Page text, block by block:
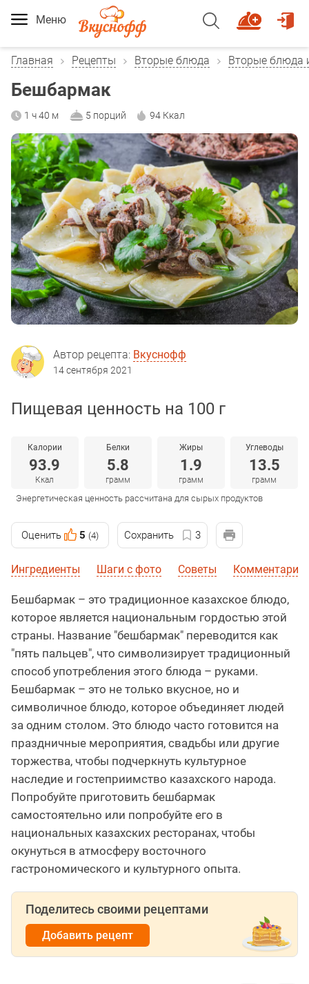
Меню
Главная Рецепты Вторые блюда Вторые блюда
Бешбармак
1 ч 40 м 5 порций 94 Ккал
Автор рецепта: Вкуснофф
14 сентября 2021
Пищевая ценность на 100 г
Калории
93.9
Ккал
Белки
5.8
грамм
Жиры
1.9
грамм
Углеводы
13.5
грамм
Энергетическая ценность рассчитана для сырых продуктов
Оценить 5 (4) Сохранить 3
Ингредиенты Шаги с фото Советы Комментарии
Бешбармак – это традиционное казахское блюдо,
которое является национальным гордостью этой
страны. Название "бешбармак" переводится как
"пять пальцев", что символизирует традиционный
способ употребления этого блюда – руками.
Бешбармак – это не только вкусное, но и
символичное блюдо, которое объединяет людей
за одним столом. Это блюдо часто готовится на
праздничные мероприятия, свадьбы или другие
торжества, чтобы подчеркнуть культурное
наследие и гостеприимство казахского народа.
Попробуйте приготовить бешбармак
самостоятельно или попробуйте его в
национальных казахских ресторанах, чтобы
окунуться в атмосферу восточного
гастрономического и культурного опыта.
Поделитесь своими рецептами
Добавить рецепт